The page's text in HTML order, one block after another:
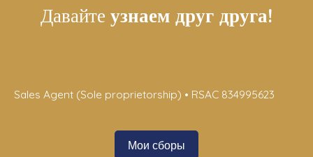
Давайте узнаем друг друга!
Sales Agent (Sole proprietorship) • RSAC 834995623
Мои сборы